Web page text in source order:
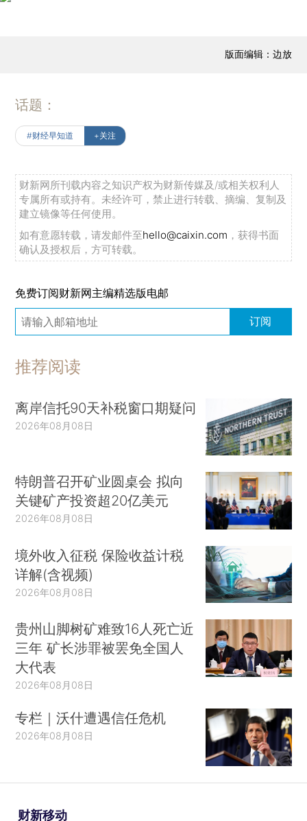
版面编辑：边放
话题：
#财经早知道 +关注
财新网所刊载内容之知识产权为财新传媒及/或相关权利人
专属所有或持有。未经许可，禁止进行转载、摘编、复制及
建立镜像等任何使用。
如有意愿转载，请发邮件至hello@caixin.com ，获得书面
确认及授权后，方可转载。
免费订阅财新网主编精选版电邮
订阅
推荐阅读
离岸信托90天补税窗口期疑问
2026年08月08日
特朗普召开矿业圆桌会 拟向
关键矿产投资超20亿美元
2026年08月08日
境外收入征税 保险收益计税
详解(含视频)
2026年08月08日
贵州山脚树矿难致16人死亡近
三年 矿长涉罪被罢免全国人
大代表
2026年08月08日
专栏｜沃什遭遇信任危机
2026年08月08日
财新移动